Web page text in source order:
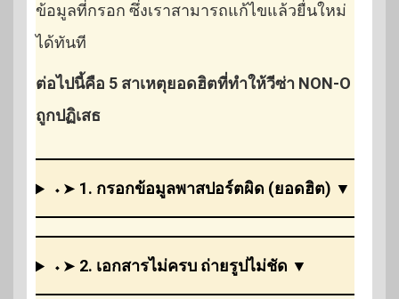
ข้อมูลที่กรอก ซึ่งเราสามารถแก้ไขแล้วยื่นใหม่
ได้ทันที
ต่อไปนี้คือ 5 สาเหตุยอดฮิตที่ทำให้วีซ่า NON-O
ถูกปฏิเสธ
⬩➤ 1. กรอกข้อมูลพาสปอร์ตผิด (ยอดฮิต) ▼
⬩➤ 2. เอกสารไม่ครบ ถ่ายรูปไม่ชัด ▼